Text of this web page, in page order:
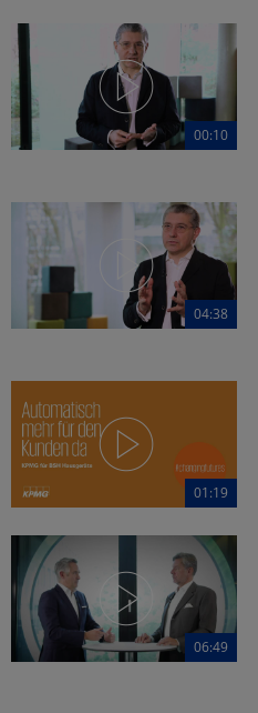
00:10
04:38
01:19
06:49